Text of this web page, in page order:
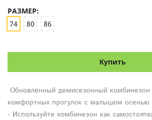
РАЗМЕР:
74
80 86
Купить
Обновлённый демисезонный комбинезон
комфортных прогулок с малышом осенью
- Используйте комбинезон как